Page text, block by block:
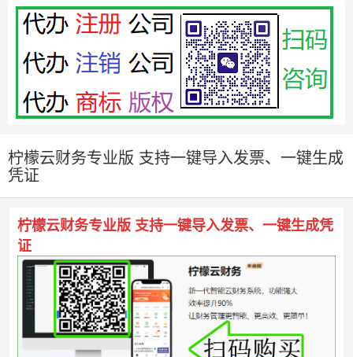
柠檬云财务专业版 支持一键导入发票、一键生成
凭证
柠檬云财务专业版 支持一键导入发票、一键生成凭
证